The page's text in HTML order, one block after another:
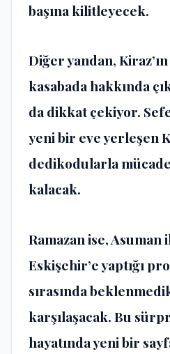
başına kilitleyecek.
Diğer yandan,
kasabada hakkında
da dikkat çekiyor.
yeni bir eve yerleşen
dedikodularla
kalacak.
Ramazan ise,
Eskişehir’e yaptığı
sırasında
karşılaşacak. Bu
hayatında yeni bir